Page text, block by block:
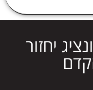
יחזור